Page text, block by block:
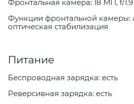
Фронтальная камера: 18 МП, f/1.9
Функции фронтальной камеры:
оптическая стабилизация
Питание
Беспроводная зарядка: есть
Реверсивная зарядка: есть